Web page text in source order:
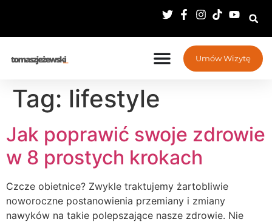
Umów Wizytę
Tag: lifestyle
Jak poprawić swoje zdrowie
w 8 prostych krokach
Czcze obietnice? Zwykle traktujemy żartobliwie
noworoczne postanowienia przemiany i zmiany
nawyków na takie polepszające nasze zdrowie. Nie